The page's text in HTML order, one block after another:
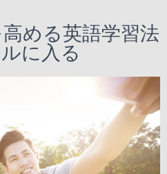
める英語学習法
に入る